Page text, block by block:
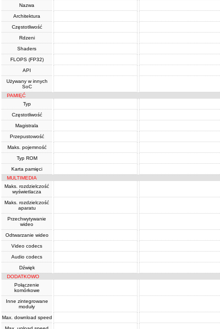
Nazwa
Architektura
Częstotliwość
Rdzeni
Shaders
FLOPS (FP32)
API
Używany w innych
SoC
PAMIĘĆ
Typ
Częstotliwość
Magistrala
Przepustowość
Maks. pojemność
Typ ROM
Karta pamięci
MULTIMEDIA
Maks. rozdzielczość
wyświetlacza
Maks. rozdzielczość
aparatu
Przechwytywanie
wideo
Odtwarzanie wideo
Video codecs
Audio codecs
Dźwięk
DODATKOWO
Połączenie
komórkowe
Inne zintegrowane
moduły
Max. download speed